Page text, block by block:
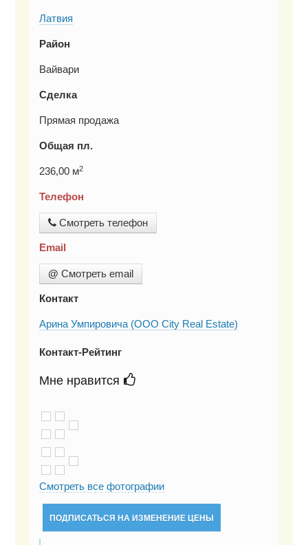
Латвия
Район
Вайвари
Сделка
Прямая продажа
Общая пл.
236,00 м2
Телефон
Смотреть телефон
Email
@ Смотреть email
Контакт
Арина Умпировича (ООО City Real Estate)
Контакт-Рейтинг
Мне нравится
Смотреть все фотографии
ПОДПИСАТЬСЯ НА ИЗМЕНЕНИЕ ЦЕНЫ